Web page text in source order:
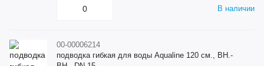
В наличии
00-00006214
подводка гибкая для воды Aqualine 120 см., ВН.-